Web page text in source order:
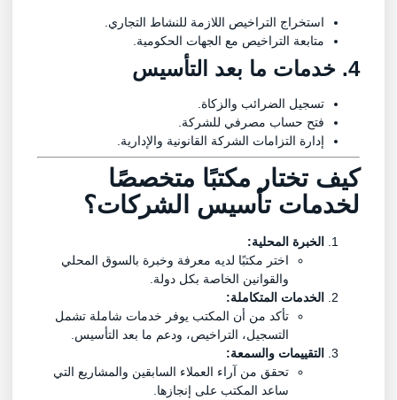
استخراج التراخيص اللازمة للنشاط التجاري.
متابعة التراخيص مع الجهات الحكومية.
4. خدمات ما بعد التأسيس
تسجيل الضرائب والزكاة.
فتح حساب مصرفي للشركة.
إدارة التزامات الشركة القانونية والإدارية.
كيف تختار مكتبًا متخصصًا
لخدمات تأسيس الشركات؟
الخبرة المحلية:
اختر مكتبًا لديه معرفة وخبرة بالسوق المحلي
والقوانين الخاصة بكل دولة.
الخدمات المتكاملة:
تأكد من أن المكتب يوفر خدمات شاملة تشمل
التسجيل، التراخيص، ودعم ما بعد التأسيس.
التقييمات والسمعة:
تحقق من آراء العملاء السابقين والمشاريع التي
ساعد المكتب على إنجازها.